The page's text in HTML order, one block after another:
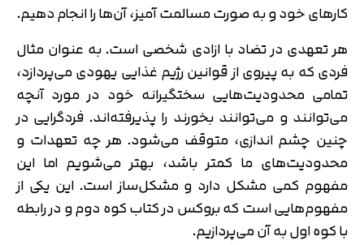
کارهای خود و به صورت مسالمت آمیز، آن‌ها را انجام دهیم.
هر تعهدی در تضاد با ازادی شخصی است. به عنوان مثال
فردی که به پیروی از قوانین رژیم غذایی یهودی می‌پردازد،
تمامی محدودیت‌هایی سختگیرانه خود در مورد آنچه
می‌توانند و می‌توانند بخورند را پذیرفته‌اند. فردگرایی در
چنین چشم اندازی، متوقف می‌شود. هر چه تعهدات و
محدودیت‌های ما کمتر باشد، بهتر می‌شویم اما این
مفهوم کمی مشکل دارد و مشکل‌ساز است. این یکی از
مفهوم‌هایی است که بروکس در کتاب کوه دوم و در رابطه
با کوه اول به آن می‌پردازیم.